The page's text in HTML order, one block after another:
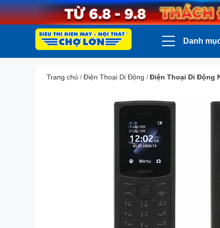
Danh
Trang chủ /Điện Thoại Di Động /Điện Thoại Di Động